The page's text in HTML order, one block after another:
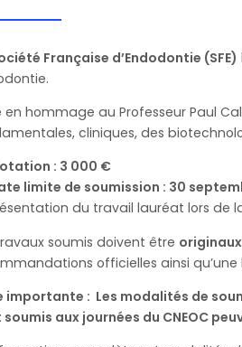
Française d’Endodontie (SFE)
en hommage au Professeur Paul
cliniques, des
: 3 000 €
limite de soumission : 30
du travail lauréat lors de
soumis doivent être
officielles ainsi
importante : Les modalités de
soumis aux journées du CNEOC